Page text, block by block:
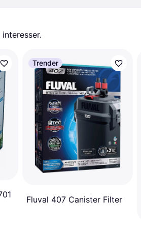
Trender
Fluval 407 Canister Filter